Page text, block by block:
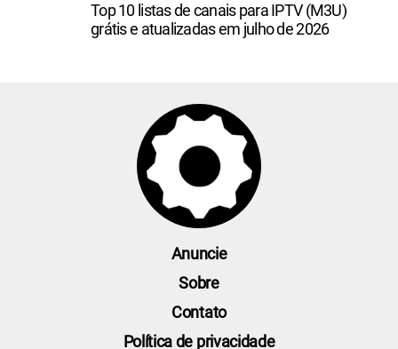
Top 10 listas de canais para IPTV (M3U)
grátis e atualizadas em julho de 2026
Anuncie
Sobre
Contato
Política de privacidade